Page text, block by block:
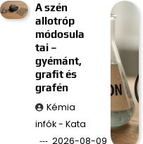
A szén
allotróp
módosula
tai –
gyémánt,
grafit és
grafén
Kémia
infók - Kata
2026-08-09